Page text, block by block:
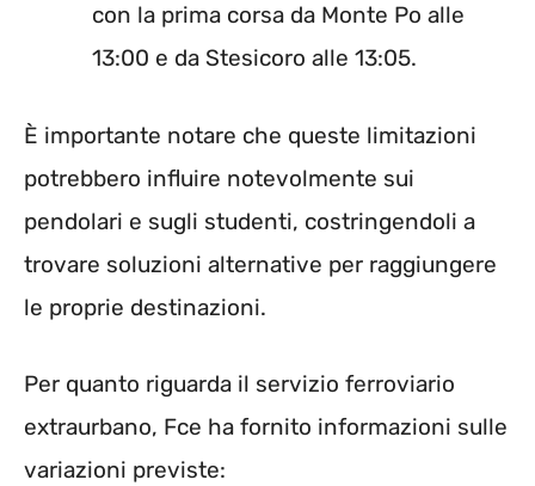
con la prima corsa da Monte Po alle
13:00 e da Stesicoro alle 13:05.
È importante notare che queste limitazioni
potrebbero influire notevolmente sui
pendolari e sugli studenti, costringendoli a
trovare soluzioni alternative per raggiungere
le proprie destinazioni.
Per quanto riguarda il servizio ferroviario
extraurbano, Fce ha fornito informazioni sulle
variazioni previste: